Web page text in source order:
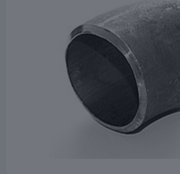
Тройники стальные